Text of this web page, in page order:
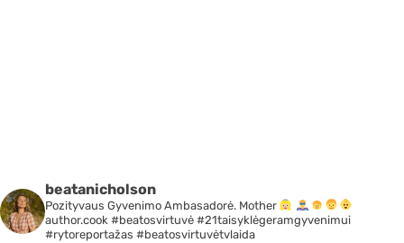
beatanicholson
Pozityvaus Gyvenimo Ambasadorė. Mother
author.cook #beatosvirtuvė #21taisyklėgeramgyvenimui
#rytoreportažas #beatosvirtuvėtvlaida